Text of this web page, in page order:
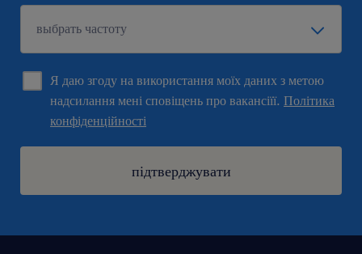
Я даю згоду на використання моїх даних з метою
надсилання мені сповіщень про вакансіїї. Політика
конфіденційності
підтверджувати